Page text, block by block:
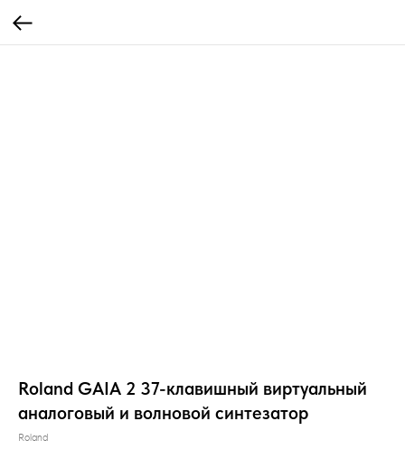
Roland GAIA 2 37-клавишный виртуальный
аналоговый и волновой синтезатор
Roland